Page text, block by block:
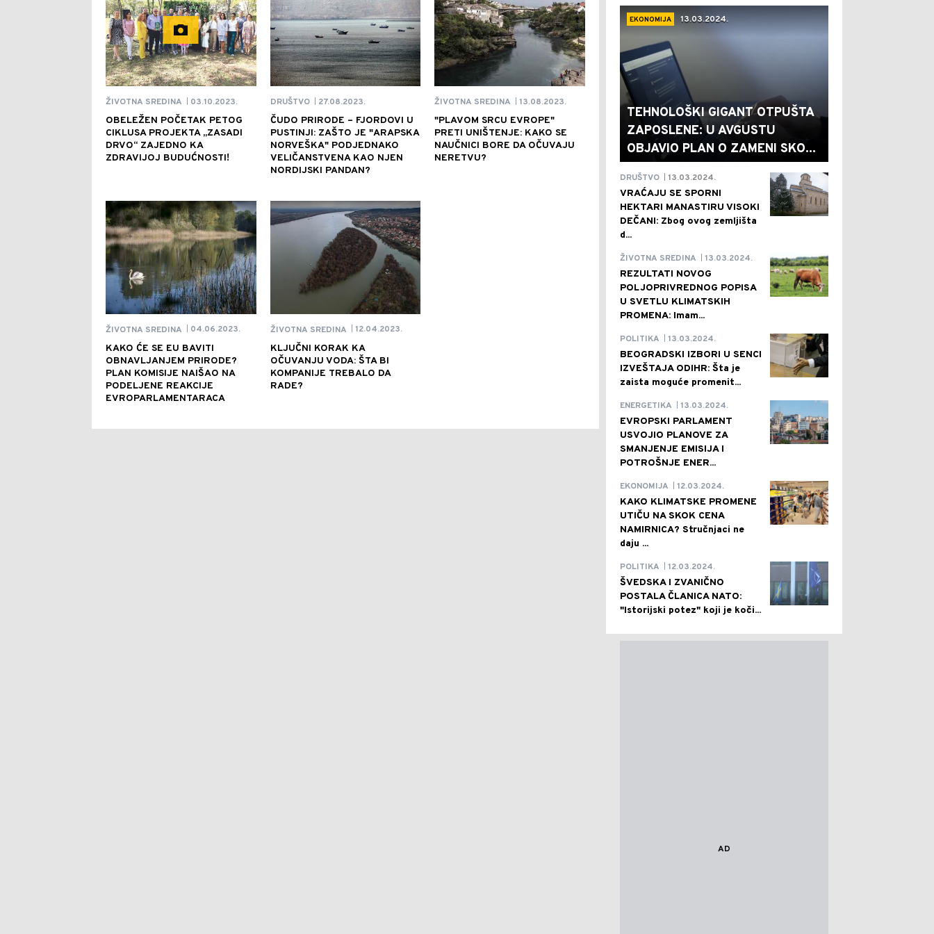
ŽIVOTNA SREDINA 03.10.2023.
OBELEŽEN POČETAK PETOG
CIKLUSA PROJEKTA „ZASADI
DRVO“ ZAJEDNO KA
ZDRAVIJOJ BUDUĆNOSTI!
DRUŠTVO 27.08.2023.
ČUDO PRIRODE – FJORDOVI U
PUSTINJI: ZAŠTO JE "ARAPSKA
NORVEŠKA" PODJEDNAKO
VELIČANSTVENA KAO NJEN
NORDIJSKI PANDAN?
ŽIVOTNA SREDINA 13.08.2023.
"PLAVOM SRCU EVROPE"
PRETI UNIŠTENJE: KAKO SE
NAUČNICI BORE DA OČUVAJU
NERETVU?
ŽIVOTNA SREDINA 04.06.2023.
KAKO ĆE SE EU BAVITI
OBNAVLJANJEM PRIRODE?
PLAN KOMISIJE NAIŠAO NA
PODELJENE REAKCIJE
EVROPARLAMENTARACA
ŽIVOTNA SREDINA 12.04.2023.
KLJUČNI KORAK KA
OČUVANJU VODA: ŠTA BI
KOMPANIJE TREBALO DA
RADE?
EKONOMIJA 13.03.2024.
TEHNOLOŠKI GIGANT OTPUŠTA
ZAPOSLENE: U AVGUSTU
OBJAVIO PLAN O ZAMENI SKO...
DRUŠTVO 13.03.2024.
VRAĆAJU SE SPORNI
HEKTARI MANASTIRU VISOKI
DEČANI: Zbog ovog zemljišta
d...
ŽIVOTNA SREDINA 13.03.2024.
REZULTATI NOVOG
POLJOPRIVREDNOG POPISA
U SVETLU KLIMATSKIH
PROMENA: Imam...
POLITIKA 13.03.2024.
BEOGRADSKI IZBORI U SENCI
IZVEŠTAJA ODIHR: Šta je
zaista moguće promenit...
ENERGETIKA 13.03.2024.
EVROPSKI PARLAMENT
USVOJIO PLANOVE ZA
SMANJENJE EMISIJA I
POTROŠNJE ENER...
EKONOMIJA 12.03.2024.
KAKO KLIMATSKE PROMENE
UTIČU NA SKOK CENA
NAMIRNICA? Stručnjaci ne
daju ...
POLITIKA 12.03.2024.
ŠVEDSKA I ZVANIČNO
POSTALA ČLANICA NATO:
"Istorijski potez" koji je koči...